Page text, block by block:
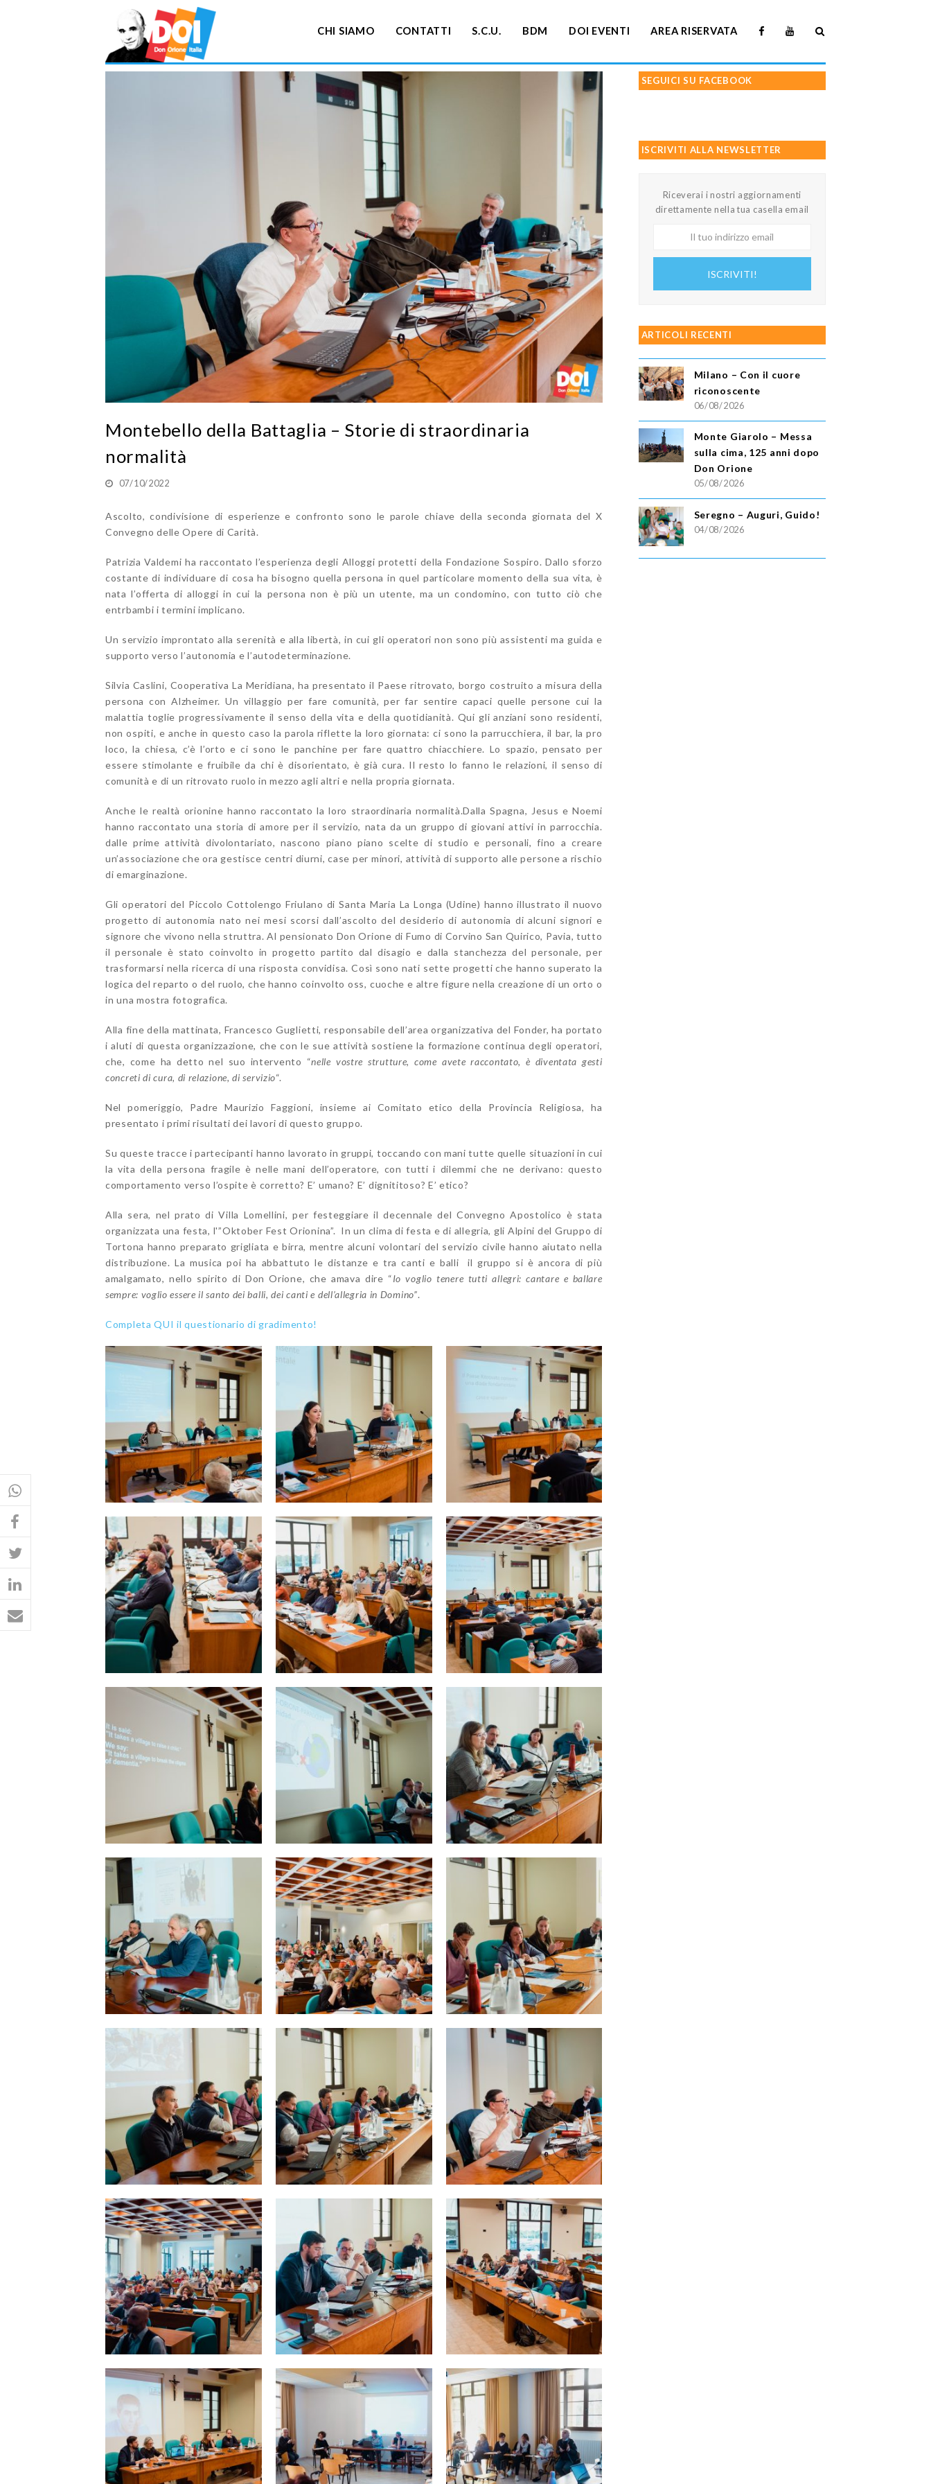
CHI SIAMO CONTATTI S.C.U. BDM DOI EVENTI AREA RISERVATA
Montebello della Battaglia – Storie di straordinaria
normalità
07/10/2022
Ascolto, condivisione di esperienze e confronto sono le parole chiave della seconda giornata del X
Convegno delle Opere di Carità.
Patrizia Valdemi ha raccontato l’esperienza degli Alloggi protetti della Fondazione Sospiro. Dallo sforzo
costante di individuare di cosa ha bisogno quella persona in quel particolare momento della sua vita, è
nata l’offerta di alloggi in cui la persona non è più un utente, ma un condomino, con tutto ciò che
entrbambi i termini implicano.
Un servizio improntato alla serenità e alla libertà, in cui gli operatori non sono più assistenti ma guida e
supporto verso l’autonomia e l’autodeterminazione.
Silvia Caslini, Cooperativa La Meridiana, ha presentato il Paese ritrovato, borgo costruito a misura della
persona con Alzheimer. Un villaggio per fare comunità, per far sentire capaci quelle persone cui la
malattia toglie progressivamente il senso della vita e della quotidianità. Qui gli anziani sono residenti,
non ospiti, e anche in questo caso la parola riflette la loro giornata: ci sono la parrucchiera, il bar, la pro
loco, la chiesa, c’è l’orto e ci sono le panchine per fare quattro chiacchiere. Lo spazio, pensato per
essere stimolante e fruibile da chi è disorientato, è già cura. Il resto lo fanno le relazioni, il senso di
comunità e di un ritrovato ruolo in mezzo agli altri e nella propria giornata.
Anche le realtà orionine hanno raccontato la loro straordinaria normalità.Dalla Spagna, Jesus e Noemi
hanno raccontato una storia di amore per il servizio, nata da un gruppo di giovani attivi in parrocchia.
dalle prime attività divolontariato, nascono piano piano scelte di studio e personali, fino a creare
un’associazione che ora gestisce centri diurni, case per minori, attività di supporto alle persone a rischio
di emarginazione.
Gli operatori del Piccolo Cottolengo Friulano di Santa Maria La Longa (Udine) hanno illustrato il nuovo
progetto di autonomia nato nei mesi scorsi dall’ascolto del desiderio di autonomia di alcuni signori e
signore che vivono nella struttra. Al pensionato Don Orione di Fumo di Corvino San Quirico, Pavia, tutto
il personale è stato coinvolto in progetto partito dal disagio e dalla stanchezza del personale, per
trasformarsi nella ricerca di una risposta convidisa. Così sono nati sette progetti che hanno superato la
logica del reparto o del ruolo, che hanno coinvolto oss, cuoche e altre figure nella creazione di un orto o
in una mostra fotografica.
Alla fine della mattinata, Francesco Guglietti, responsabile dell’area organizzativa del Fonder, ha portato
i aluti di questa organizzazione, che con le sue attività sostiene la formazione continua degli operatori,
che, come ha detto nel suo intervento “nelle vostre strutture, come avete raccontato, è diventata gesti
concreti di cura, di relazione, di servizio“.
Nel pomeriggio, Padre Maurizio Faggioni, insieme ai Comitato etico della Provincia Religiosa, ha
presentato i primi risultati dei lavori di questo gruppo.
Su queste tracce i partecipanti hanno lavorato in gruppi, toccando con mani tutte quelle situazioni in cui
la vita della persona fragile è nelle mani dell’operatore, con tutti i dilemmi che ne derivano: questo
comportamento verso l’ospite è corretto? E’ umano? E’ dignititoso? E’ etico?
Alla sera, nel prato di Villa Lomellini, per festeggiare il decennale del Convegno Apostolico è stata
organizzata una festa, l'”Oktober Fest Orionina”. In un clima di festa e di allegria, gli Alpini del Gruppo di
Tortona hanno preparato grigliata e birra, mentre alcuni volontari del servizio civile hanno aiutato nella
distribuzione. La musica poi ha abbattuto le distanze e tra canti e balli il gruppo si è ancora di più
amalgamato, nello spirito di Don Orione, che amava dire “Io voglio tenere tutti allegri: cantare e ballare
sempre: voglio essere il santo dei balli, dei canti e dell’allegria in Domino”.
Completa QUI il questionario di gradimento!
SEGUICI SU FACEBOOK
ISCRIVITI ALLA NEWSLETTER
Riceverai i nostri aggiornamenti
direttamente nella tua casella email
ISCRIVITI!
ARTICOLI RECENTI
Milano – Con il cuore
riconoscente
06/08/2026
Monte Giarolo – Messa
sulla cima, 125 anni dopo
Don Orione
05/08/2026
Seregno – Auguri, Guido!
04/08/2026